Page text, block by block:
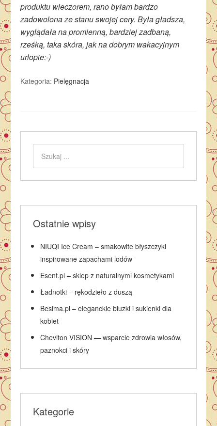
produktu wieczorem, rano byłam bardzo
zadowolona ze stanu swojej cery. Była gładsza,
wyglądała na promienną, bardziej zadbaną,
rześką, taka skóra, jak na dobrym wakacyjnym
urlopie:-)
Kategoria: Pielęgnacja
Ostatnie wpisy
NIUQI Ice Cream – smakowite błyszczyki
inspirowane zapachami lodów
Esent.pl – sklep z naturalnymi kosmetykami
Ładnotki – rękodzieło z duszą
Besima.pl – eleganckie bluzki i sukienki dla
kobiet
Cheviton VISION — wsparcie zdrowia włosów,
paznokci i skóry
Kategorie